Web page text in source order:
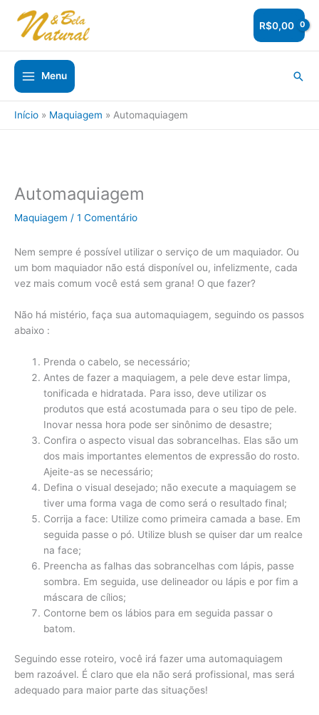
para
conteúdo
R$0,00
Menu
Início Maquiagem Automaquiagem
Automaquiagem
Maquiagem / 1 Comentário
Nem sempre é possível utilizar o serviço de um maquiador. Ou
um bom maquiador não está disponível ou, infelizmente, cada
vez mais comum você está sem grana! O que fazer?
Não há mistério, faça sua automaquiagem, seguindo os passos
abaixo :
Prenda o cabelo, se necessário;
Antes de fazer a maquiagem, a pele deve estar limpa,
tonificada e hidratada. Para isso, deve utilizar os
produtos que está acostumada para o seu tipo de pele.
Inovar nessa hora pode ser sinônimo de desastre;
Confira o aspecto visual das sobrancelhas. Elas são um
dos mais importantes elementos de expressão do rosto.
Ajeite-as se necessário;
Defina o visual desejado; não execute a maquiagem se
tiver uma forma vaga de como será o resultado final;
Corrija a face: Utilize como primeira camada a base. Em
seguida passe o pó. Utilize blush se quiser dar um realce
na face;
Preencha as falhas das sobrancelhas com lápis, passe
sombra. Em seguida, use delineador ou lápis e por fim a
máscara de cílios;
Contorne bem os lábios para em seguida passar o
batom.
Seguindo esse roteiro, você irá fazer uma automaquiagem
bem razoável. É claro que ela não será profissional, mas será
adequado para maior parte das situações!